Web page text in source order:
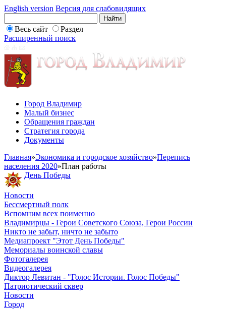
English version Версия для слабовидящих
Весь сайт
Раздел
Расширенный поиск
Город Владимир
Малый бизнес
Обращения граждан
Стратегия города
Документы
Главная»Экономика и городское хозяйство»Перепись
населения 2020»План работы
День Победы
Новости
Бессмертный полк
Вспомним всех поименно
Владимирцы - Герои Советского Союза, Герои России
Никто не забыт, ничто не забыто
Медиапроект "Этот День Победы"
Мемориалы воинской славы
Фотогалерея
Видеогалерея
Диктор Левитан - "Голос Истории. Голос Победы"
Патриотический сквер
Новости
Город